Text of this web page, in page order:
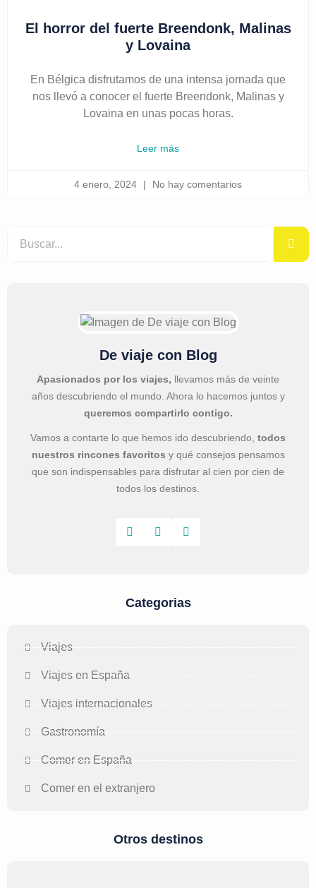
El horror del fuerte Breendonk, Malinas
y Lovaina
En Bélgica disfrutamos de una intensa jornada que
nos llevó a conocer el fuerte Breendonk, Malinas y
Lovaina en unas pocas horas.
Leer más
4 enero, 2024 No hay comentarios
De viaje con Blog
Apasionados por los viajes, llevamos más de veinte
años descubriendo el mundo. Ahora lo hacemos juntos y
queremos compartirlo contigo.
Vamos a contarte lo que hemos ido descubriendo, todos
nuestros rincones favoritos y qué consejos pensamos
que son indispensables para disfrutar al cien por cien de
todos los destinos.
Categorias
Viajes
Viajes en España
Viajes internacionales
Gastronomía
Comer en España
Comer en el extranjero
Otros destinos